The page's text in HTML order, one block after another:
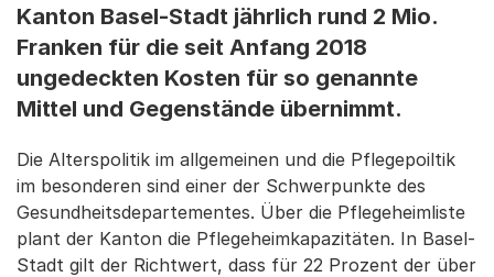
Kanton Basel-Stadt jährlich rund 2 Mio.
Franken für die seit Anfang 2018
ungedeckten Kosten für so genannte
Mittel und Gegenstände übernimmt.
Die Alterspolitik im allgemeinen und die Pflegepoiltik
im besonderen sind einer der Schwerpunkte des
Gesundheitsdepartementes. Über die Pflegeheimliste
plant der Kanton die Pflegeheimkapazitäten. In Basel-
Stadt gilt der Richtwert, dass für 22 Prozent der über